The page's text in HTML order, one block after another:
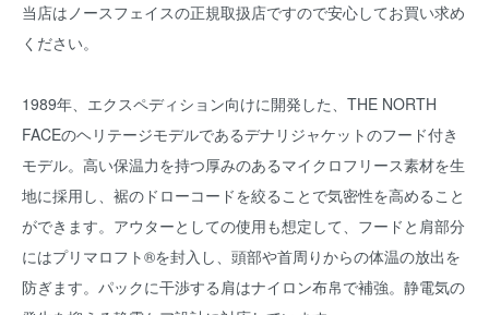
当店はノースフェイスの正規取扱店ですので安心してお買い求め
ください。
1989年、エクスペディション向けに開発した、THE NORTH
FACEのヘリテージモデルであるデナリジャケットのフード付き
モデル。高い保温力を持つ厚みのあるマイクロフリース素材を生
地に採用し、裾のドローコードを絞ることで気密性を高めること
ができます。アウターとしての使用も想定して、フードと肩部分
にはプリマロフト®を封入し、頭部や首周りからの体温の放出を
防ぎます。パックに干渉する肩はナイロン布帛で補強。静電気の